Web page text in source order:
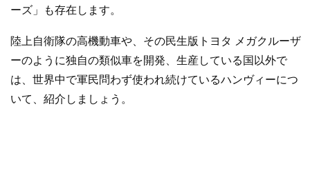
ーズ」も存在します。
陸上自衛隊の高機動車や、その民生版トヨタ メガクルーザ
ーのように独自の類似車を開発、生産している国以外で
は、世界中で軍民問わず使われ続けているハンヴィーにつ
いて、紹介しましょう。